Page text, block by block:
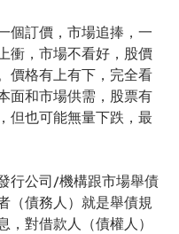
個訂價，市場追捧，一
衝，市場不看好，股價
價格有上有下，完全看
面和市場供需，股票有
但也可能無量下跌，最
行公司/機構跟市場舉債
（債務人）就是舉債規
，對借款人（債權人）